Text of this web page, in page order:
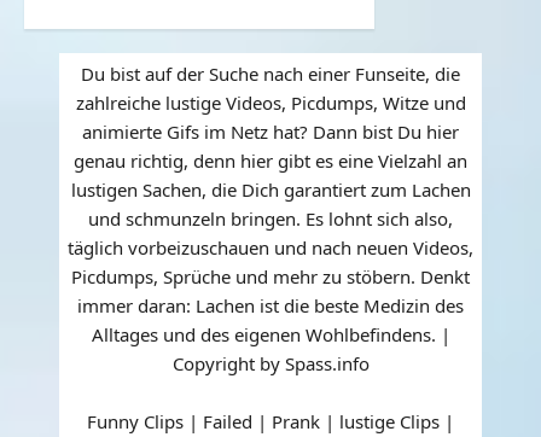
Du bist auf der Suche nach einer Funseite, die
zahlreiche lustige Videos, Picdumps, Witze und
animierte Gifs im Netz hat? Dann bist Du hier
genau richtig, denn hier gibt es eine Vielzahl an
lustigen Sachen, die Dich garantiert zum Lachen
und schmunzeln bringen. Es lohnt sich also,
täglich vorbeizuschauen und nach neuen Videos,
Picdumps, Sprüche und mehr zu stöbern. Denkt
immer daran: Lachen ist die beste Medizin des
Alltages und des eigenen Wohlbefindens. |
Copyright by Spass.info
Funny Clips | Failed | Prank | lustige Clips |